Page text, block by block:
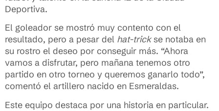
Deportiva.
El goleador se mostró muy contento con el
resultado, pero a pesar del hat-trickse notaba en
su rostro el deseo por conseguir más. “Ahora
vamos a disfrutar, pero mañana tenemos otro
partido en otro torneo y queremos ganarlo todo”,
comentó el artillero nacido en Esmeraldas.
Este equipo destaca por una historia en particular.